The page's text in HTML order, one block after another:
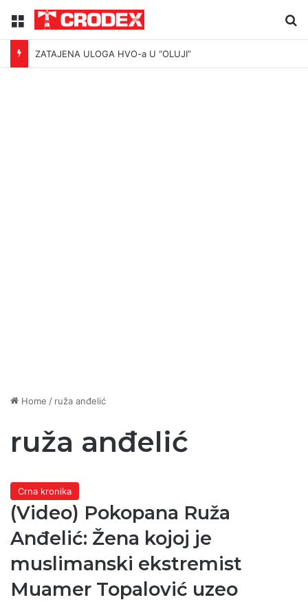
Menu
ZATAJENA ULOGA HVO-a U “OLUJI”
Home / ruža anđelić
ruža anđelić
Crna kronika
(Video) Pokopana Ruža
Anđelić: Žena kojoj je
muslimanski ekstremist
Muamer Topalović uzeo